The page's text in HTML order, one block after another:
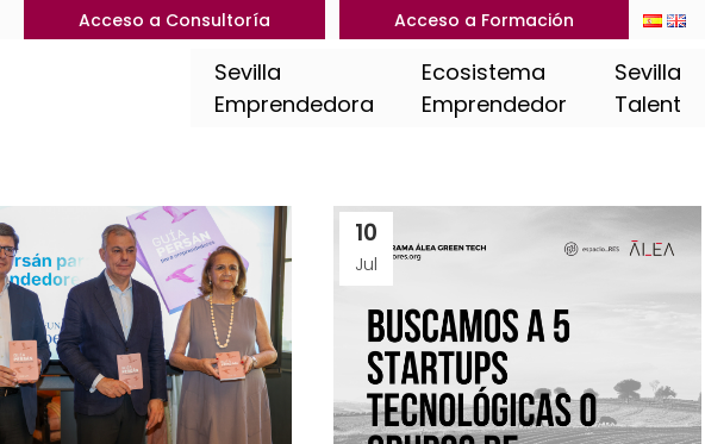
Acceso a Consultoría Acceso a Formación
Sevilla
Emprendedora
Ecosistema
Emprendedor
Sevilla
Talent
10
Jul